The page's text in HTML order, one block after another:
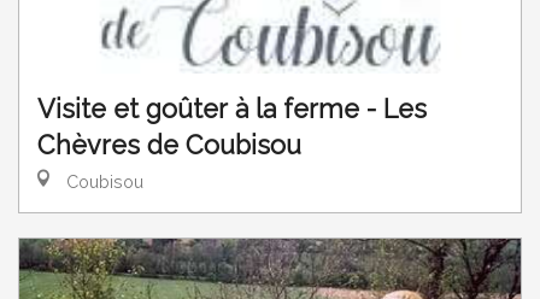
Visite et goûter à la ferme - Les
Chèvres de Coubisou
Coubisou